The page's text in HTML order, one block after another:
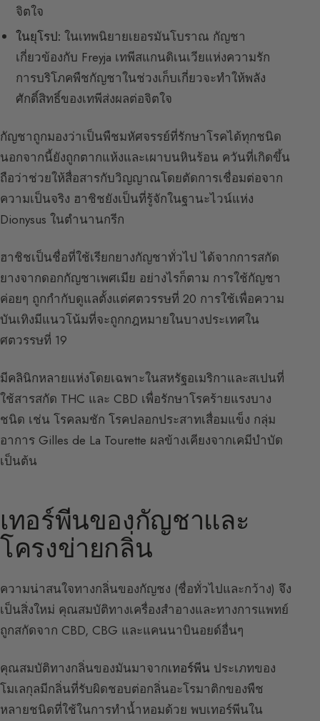
จิตใจ
ในยุโรป: ในเทพนิยายเยอรมันโบราณ กัญชา
เกี่ยวข้องกับ Freyja เทพีสแกนดิเนเวียแห่งความรัก
การบริโภคพืชกัญชาในช่วงเก็บเกี่ยวจะทำให้พลัง
ศักดิ์สิทธิ์ของเทพีส่งผลต่อจิตใจ
กัญชาถูกมองว่าเป็นพืชมหัศจรรย์ที่รักษาโรคได้ทุกชนิด
นอกจากนี้ยังถูกตากแห้งและเผาบนหินร้อน ควันที่เกิดขึ้น
ถือว่าช่วยให้สื่อสารกับวิญญาณโดยตัดการเชื่อมต่อจาก
ความเป็นจริง ฮาชิชยังเป็นที่รู้จักในฐานะไวน์แห่ง
Dionysus ในตำนานกรีก
ฮาชิชเป็นชื่อที่ใช้เรียกยางกัญชาทั่วไป ได้จากการสกัด
ยางจากดอกกัญชาเพศเมีย อย่างไรก็ตาม การใช้กัญชา
ค่อยๆ ถูกกำกับดูแลตั้งแต่ศตวรรษที่ 20 การใช้เพื่อความ
บันเทิงมีแนวโน้มที่จะถูกกฎหมายในบางประเทศใน
ศตวรรษที่ 19
มีคลินิกหลายแห่งโดยเฉพาะในสหรัฐอเมริกาและสเปนที่
ใช้สารสกัด THC และ CBD เพื่อรักษาโรคร้ายแรงบาง
ชนิด เช่น โรคลมชัก โรคปลอกประสาทเสื่อมแข็ง กลุ่ม
อาการ Gilles de La Tourette ผลข้างเคียงจากเคมีบำบัด
เป็นต้น
เทอร์พีนของกัญชาและ
โครงข่ายกลิ่น
ความน่าสนใจทางกลิ่นของกัญชง (ชื่อทั่วไปและกว้าง) จึง
เป็นสิ่งใหม่ คุณสมบัติทางเครื่องสำอางและทางการแพทย์
ถูกสกัดจาก CBD, CBG และแคนนาบินอยด์อื่นๆ
คุณสมบัติทางกลิ่นของมันมาจากเทอร์พีน ประเภทของ
โมเลกุลมีกลิ่นที่รับผิดชอบต่อกลิ่นอะโรมาติกของพืช
หลายชนิดที่ใช้ในการทำน้ำหอมด้วย พบเทอร์พีนใน